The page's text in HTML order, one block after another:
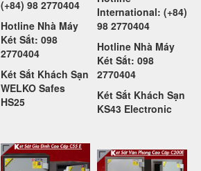
(+84) 98 2770404
Hotline Nhà Máy
Két Sắt: 098
2770404
Két Sắt Khách Sạn
WELKO Safes
HS25
International: (+84)
98 2770404
Hotline Nhà Máy
Két Sắt: 098
2770404
Két Sắt Khách Sạn
KS43 Electronic